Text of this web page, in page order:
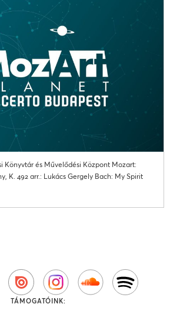
Könyvtár és Művelődési Központ Mozart:
K. 492 arr.: Lukács Gergely Bach: My Spirit
TÁMOGATÓINK: